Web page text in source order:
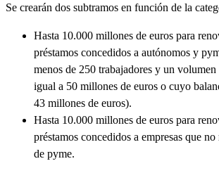
Se crearán dos subtramos en función de la
Hasta 10.000 millones de euros para
préstamos concedidos a autónomos y
menos de 250 trabajadores y un
igual a 50 millones de euros o cuyo
43 millones de euros).
Hasta 10.000 millones de euros para
préstamos concedidos a empresas que
de pyme.